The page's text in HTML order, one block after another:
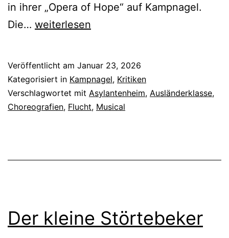
in ihrer „Opera of Hope“ auf Kampnagel.
Die… Opera
weiterlesen
Veröffentlicht am Januar 23, 2026
Kategorisiert in Kampnagel, Kritiken
Verschlagwortet mit Asylantenheim, Ausländerklasse,
Choreografien, Flucht, Musical
Der kleine Störtebeker